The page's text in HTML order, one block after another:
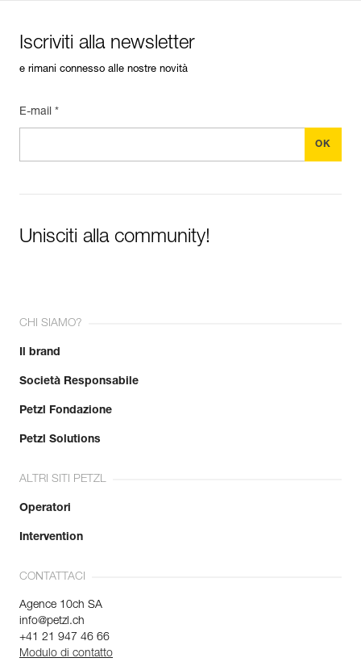
Iscriviti alla newsletter
e rimani connesso alle nostre novità
E-mail *
Unisciti alla community!
CHI SIAMO?
Il brand
Società Responsabile
Petzl Fondazione
Petzl Solutions
ALTRI SITI PETZL
Operatori
Intervention
CONTATTACI
Agence 10ch SA
info@petzl.ch
+41 21 947 46 66
Modulo di contatto